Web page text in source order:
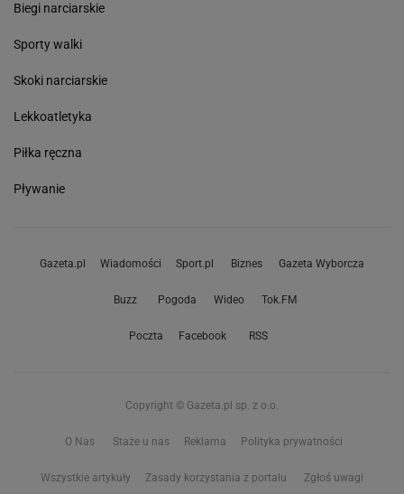
Biegi narciarskie
Sporty walki
Skoki narciarskie
Lekkoatletyka
Piłka ręczna
Pływanie
Gazeta.pl Wiadomości Sport.pl Biznes Gazeta Wyborcza
Buzz Pogoda Wideo Tok.FM
Poczta Facebook RSS
Copyright © Gazeta.pl sp. z o.o.
O Nas Staże u nas Reklama Polityka prywatności
Wszystkie artykuły Zasady korzystania z portalu Zgłoś uwagi